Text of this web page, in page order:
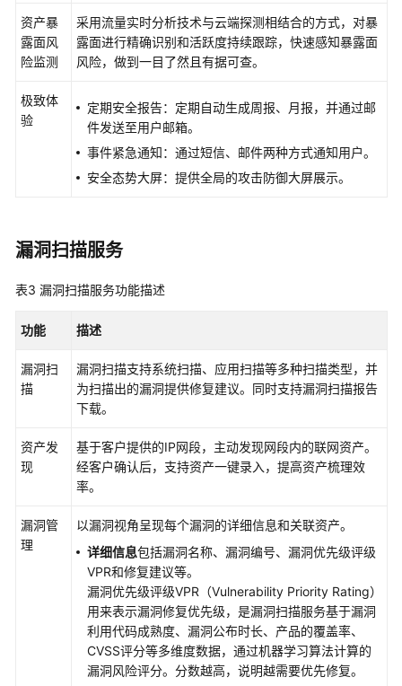
应
用
键
特
部
署
南
索
方
全
资产暴
露面风
险监测
采用流量实时分析技术与云端探测相结合的方式，对暴
露面进行精确识别和活跃度持续跟踪，快速感知暴露面
风险，做到一目了然且有据可查。
极致体
验
定期安全报告：定期自动生成周报、月报，并通过邮
件发送至用户邮箱。
事件紧急通知：通过短信、邮件两种方式通知用户。
安全态势大屏：提供全局的攻击防御大屏展示。
漏洞扫描服务
表3 漏洞扫描服务功能描述
功能 描述
漏洞扫
描
漏洞扫描支持系统扫描、应用扫描等多种扫描类型，并
为扫描出的漏洞提供修复建议。同时支持漏洞扫描报告
下载。
资产发
现
基于客户提供的IP网段，主动发现网段内的联网资产。
经客户确认后，支持资产一键录入，提高资产梳理效
率。
漏洞管
理
以漏洞视角呈现每个漏洞的详细信息和关联资产。
详细信息包括漏洞名称、漏洞编号、漏洞优先级评级
VPR和修复建议等。
漏洞优先级评级VPR（Vulnerability Priority Rating）
用来表示漏洞修复优先级，是漏洞扫描服务基于漏洞
利用代码成熟度、漏洞公布时长、产品的覆盖率、
CVSS评分等多维度数据，通过机器学习算法计算的
漏洞风险评分。分数越高，说明越需要优先修复。